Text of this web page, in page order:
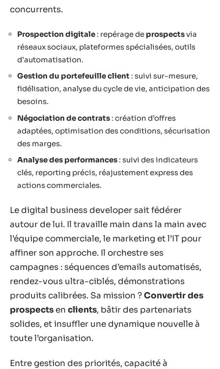
concurrents.
Prospection digitale : repérage de prospectsvia
réseaux sociaux, plateformes spécialisées, outils
d’automatisation.
Gestion du portefeuille client : suivi sur-mesure,
fidélisation, analyse du cycle de vie, anticipation des
besoins.
Négociation de contrats : création d’offres
adaptées, optimisation des conditions, sécurisation
des marges.
Analyse des performances : suivi des indicateurs
clés, reporting précis, réajustement express des
actions commerciales.
Le digital business developer sait fédérer
autour de lui. Il travaille main dans la main avec
l’équipe commerciale, le marketing et l’IT pour
affiner son approche. Il orchestre ses
campagnes : séquences d’emails automatisés,
rendez-vous ultra-ciblés, démonstrations
produits calibrées. Sa mission ?Convertir des
prospects en clients, bâtir des partenariats
solides, et insuffler une dynamique nouvelle à
toute l’organisation.
Entre gestion des priorités, capacité à